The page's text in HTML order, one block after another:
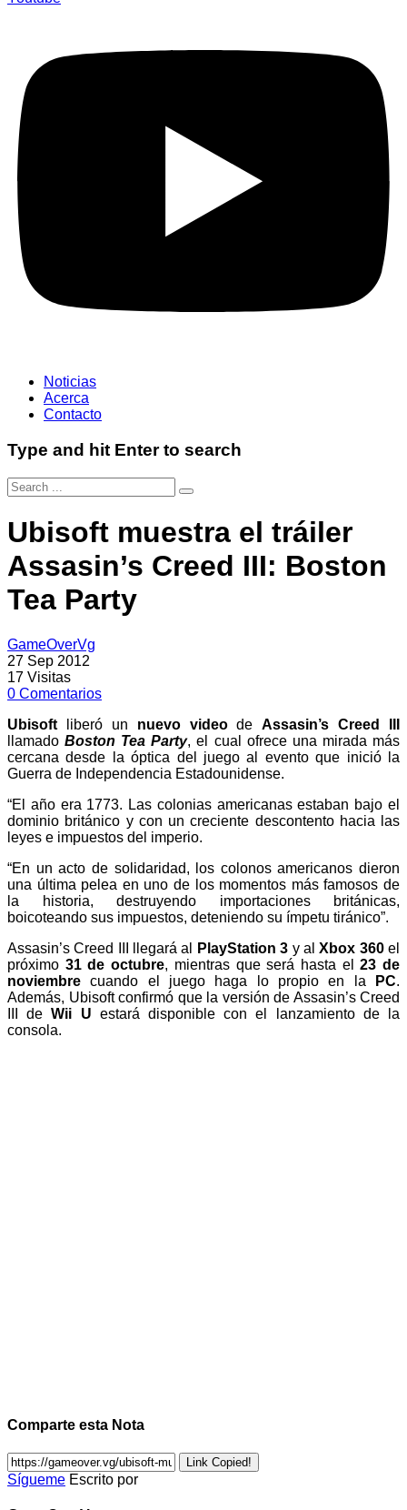
Noticias
Acerca
Contacto
Type and hit Enter to search
Ubisoft muestra el tráiler
Assasin’s Creed III: Boston
Tea Party
GameOverVg
27 Sep 2012
17 Visitas
0 Comentarios
Ubisoft liberó un nuevo videodeAssasin’s Creed III
llamadoBoston Tea Party, el cual ofrece una mirada más
cercana desde la óptica del juego al evento que inició la
Guerra de Independencia Estadounidense.
“El año era 1773. Las colonias americanas estaban bajo el
dominio británico y con un creciente descontento hacia las
leyes e impuestos del imperio.
“En un acto de solidaridad, los colonos americanos dieron
una última pelea en uno de los momentos más famosos de
la historia, destruyendo importaciones británicas,
boicoteando sus impuestos, deteniendo su ímpetu tiránico”.
Assasin’s Creed III llegará al
PlayStation 3 y alXbox 360el
próximo 31 de octubre, mientras que será hasta el23 de
noviembre cuando el juego haga lo propio en la PC.
Además, Ubisoft confirmó que la versión de Assasin’s Creed
III deWii U estará disponible con el lanzamiento de la
consola.
Comparte esta Nota
Link Copied!
Sígueme Escrito por